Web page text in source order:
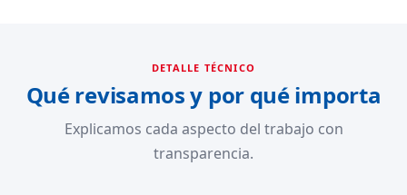
DETALLE TÉCNICO
Qué revisamos y por qué importa
Explicamos cada aspecto del trabajo con
transparencia.